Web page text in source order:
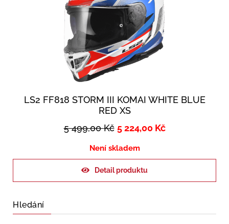
LS2 FF818 STORM III KOMAI WHITE BLUE
RED XS
5 499,00Kč 5 224,00 Kč
Není skladem
Detail produktu
Hledání